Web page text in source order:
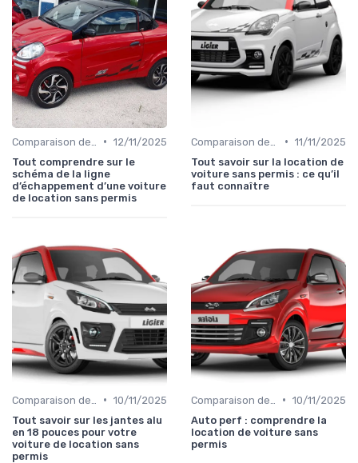
• 12/11/2025
Tout comprendre sur le
schéma de la ligne
d’échappement d’une voiture
de location sans permis
• 11/11/2025
Tout savoir sur la location de
voiture sans permis : ce qu’il
faut connaître
• 10/11/2025
Tout savoir sur les jantes alu
en 18 pouces pour votre
voiture de location sans
permis
• 10/11/2025
Auto perf : comprendre la
location de voiture sans
permis